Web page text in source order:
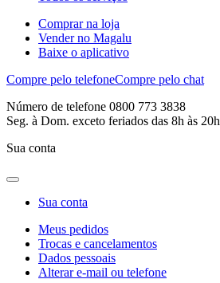
Comprar na loja
Vender no Magalu
Baixe o aplicativo
Compre pelo telefoneCompre pelo chat
Número de telefone 0800 773 3838
Seg. à Dom. exceto feriados das 8h às 20h
Sua conta
Sua conta
Meus pedidos
Trocas e cancelamentos
Dados pessoais
Alterar e-mail ou telefone